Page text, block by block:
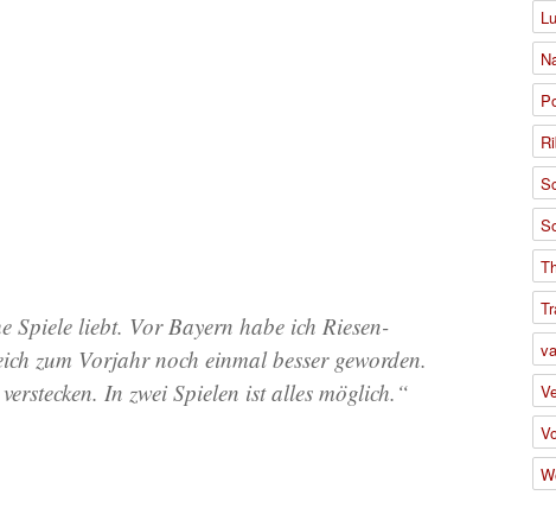
Spiele liebt. Vor Bayern habe ich Riesen-
zum Vorjahr noch einmal besser geworden.
In zwei Spielen ist alles möglich.“